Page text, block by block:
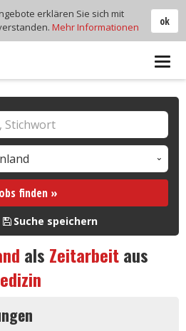
finden »
Suche speichern
als Zeitarbeitaus
ok
erklären Sie sich mit
Mehr Informationen